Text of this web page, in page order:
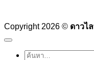
Copyright 2026 © ดาวไ
ค้นหา: